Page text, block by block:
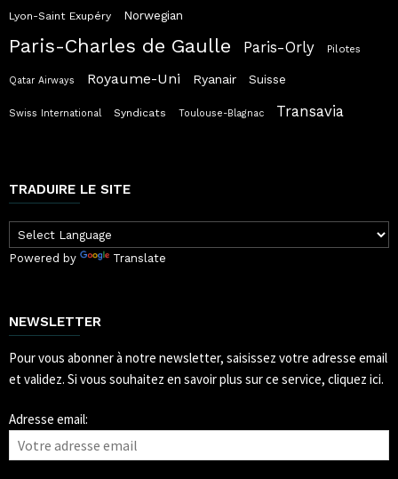
Lyon-Saint Exupéry Norwegian
Paris-Charles de Gaulle Paris-Orly Pilotes
Qatar Airways Royaume-Uni Ryanair Suisse
Swiss International Syndicats Toulouse-Blagnac Transavia
TRADUIRE LE SITE
Powered by Translate
NEWSLETTER
Pour vous abonner à notre newsletter, saisissez votre adresse email
et validez. Si vous souhaitez en savoir plus sur ce service, cliquez ici.
Adresse email: